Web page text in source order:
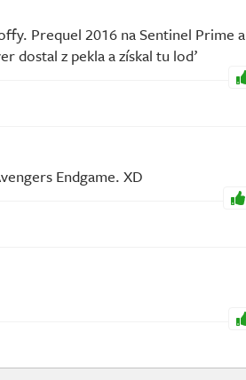
Prequel 2016 na Sentinel Prime a
dostal z pekla a získal tu loď
Endgame. XD